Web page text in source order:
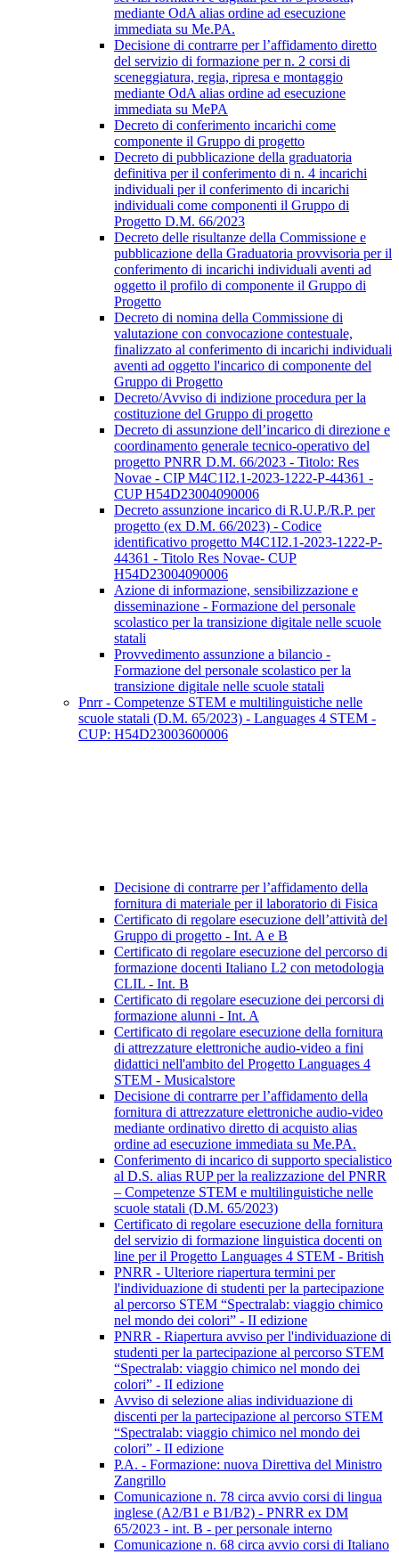
mediante OdA alias ordine ad esecuzione
immediata su Me.PA.
Decisione di contrarre per l’affidamento diretto
del servizio di formazione per n. 2 corsi di
sceneggiatura, regia, ripresa e montaggio
mediante OdA alias ordine ad esecuzione
immediata su MePA
Decreto di conferimento incarichi come
componente il Gruppo di progetto
Decreto di pubblicazione della graduatoria
definitiva per il conferimento di n. 4 incarichi
individuali per il conferimento di incarichi
individuali come componenti il Gruppo di
Progetto D.M. 66/2023
Decreto delle risultanze della Commissione e
pubblicazione della Graduatoria provvisoria per il
conferimento di incarichi individuali aventi ad
oggetto il profilo di componente il Gruppo di
Progetto
Decreto di nomina della Commissione di
valutazione con convocazione contestuale,
finalizzato al conferimento di incarichi individuali
aventi ad oggetto l'incarico di componente del
Gruppo di Progetto
Decreto/Avviso di indizione procedura per la
costituzione del Gruppo di progetto
Decreto di assunzione dell’incarico di direzione e
coordinamento generale tecnico-operativo del
progetto PNRR D.M. 66/2023 - Titolo: Res
Novae - CIP M4C1I2.1-2023-1222-P-44361 -
CUP H54D23004090006
Decreto assunzione incarico di R.U.P./R.P. per
progetto (ex D.M. 66/2023) - Codice
identificativo progetto M4C1I2.1-2023-1222-P-
44361 - Titolo Res Novae- CUP
H54D23004090006
Azione di informazione, sensibilizzazione e
disseminazione - Formazione del personale
scolastico per la transizione digitale nelle scuole
statali
Provvedimento assunzione a bilancio -
Formazione del personale scolastico per la
transizione digitale nelle scuole statali
Pnrr - Competenze STEM e multilinguistiche nelle
scuole statali (D.M. 65/2023) - Languages 4 STEM -
CUP: H54D23003600006
Decisione di contrarre per l’affidamento della
fornitura di materiale per il laboratorio di Fisica
Certificato di regolare esecuzione dell’attività del
Gruppo di progetto - Int. A e B
Certificato di regolare esecuzione del percorso di
formazione docenti Italiano L2 con metodologia
CLIL - Int. B
Certificato di regolare esecuzione dei percorsi di
formazione alunni - Int. A
Certificato di regolare esecuzione della fornitura
di attrezzature elettroniche audio-video a fini
didattici nell'ambito del Progetto Languages 4
STEM - Musicalstore
Decisione di contrarre per l’affidamento della
fornitura di attrezzature elettroniche audio-video
mediante ordinativo diretto di acquisto alias
ordine ad esecuzione immediata su Me.PA.
Conferimento di incarico di supporto specialistico
al D.S. alias RUP per la realizzazione del PNRR
– Competenze STEM e multilinguistiche nelle
scuole statali (D.M. 65/2023)
Certificato di regolare esecuzione della fornitura
del servizio di formazione linguistica docenti on
line per il Progetto Languages 4 STEM - British
PNRR - Ulteriore riapertura termini per
l'individuazione di studenti per la partecipazione
al percorso STEM “Spectralab: viaggio chimico
nel mondo dei colori” - II edizione
PNRR - Riapertura avviso per l'individuazione di
studenti per la partecipazione al percorso STEM
“Spectralab: viaggio chimico nel mondo dei
colori” - II edizione
Avviso di selezione alias individuazione di
discenti per la partecipazione al percorso STEM
“Spectralab: viaggio chimico nel mondo dei
colori” - II edizione
P.A. - Formazione: nuova Direttiva del Ministro
Zangrillo
Comunicazione n. 78 circa avvio corsi di lingua
inglese (A2/B1 e B1/B2) - PNRR ex DM
65/2023 - int. B - per personale interno
Comunicazione n. 68 circa avvio corsi di Italiano